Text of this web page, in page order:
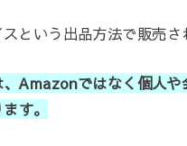
という出品方法で販売さ
Amazonではなく個人
す。